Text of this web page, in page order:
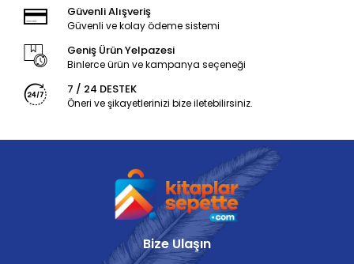
Güvenli Alışveriş
Güvenli ve kolay ödeme sistemi
Geniş Ürün Yelpazesi
Binlerce ürün ve kampanya seçeneği
7 / 24 DESTEK
Öneri ve şikayetlerinizi bize iletebilirsiniz.
Bize Ulaşın